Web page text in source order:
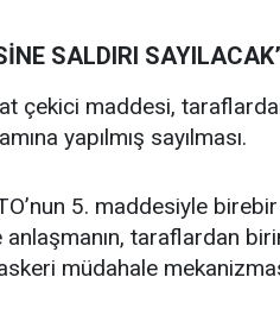
SALDIRI
çekici maddesi,
yapılmış sayılması.
5. maddesiyle birebir
taraflardan
müdahale